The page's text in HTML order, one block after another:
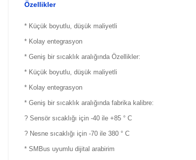
Özellikler
* Küçük boyutlu, düşük maliyetli
* Kolay entegrasyon
* Geniş bir sıcaklık aralığında Özellikler:
* Küçük boyutlu, düşük maliyetli
* Kolay entegrasyon
* Geniş bir sıcaklık aralığında fabrika kalibre:
? Sensör sıcaklığı için -40 ile +85 ° C
? Nesne sıcaklığı için -70 ile 380 ° C
* SMBus uyumlu dijital arabirim